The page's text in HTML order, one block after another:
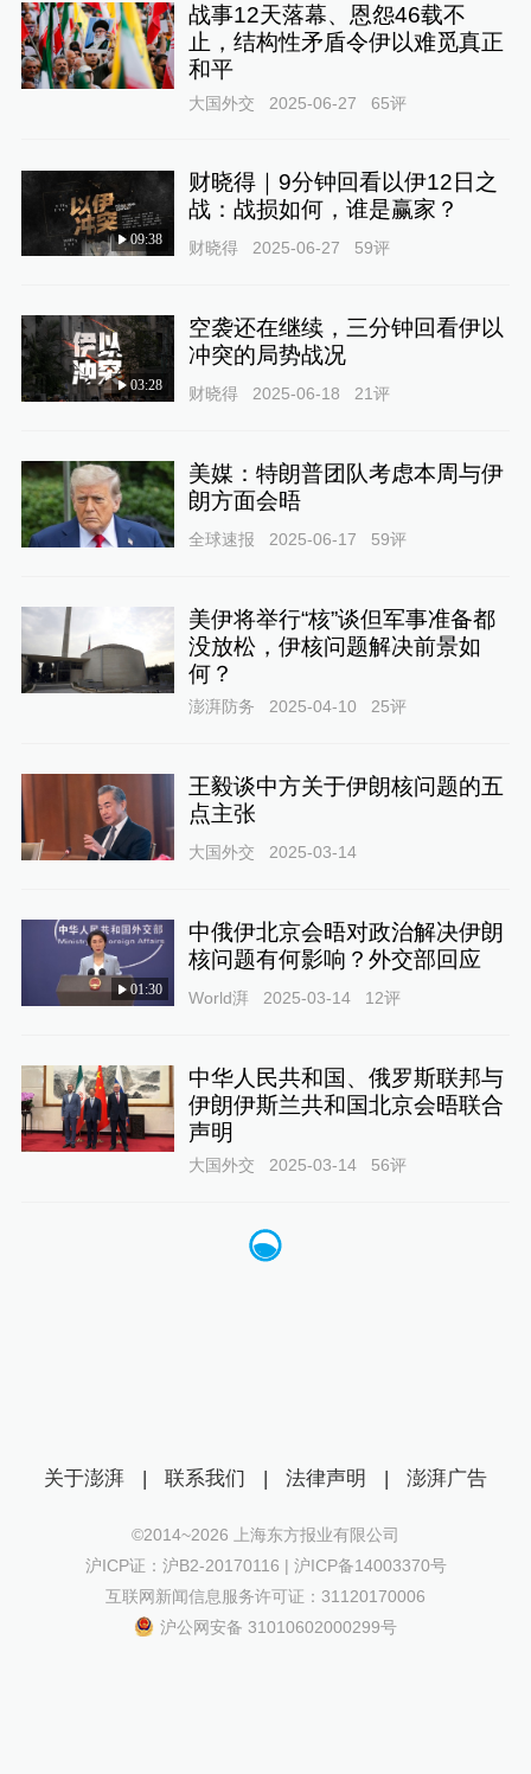
战事12天落幕、恩怨46载不
止，结构性矛盾令伊以难觅真正
和平
大国外交 2025-06-27 65评
09:38
财晓得｜9分钟回看以伊12日之
战：战损如何，谁是赢家？
财晓得 2025-06-27 59评
03:28
空袭还在继续，三分钟回看伊以
冲突的局势战况
财晓得 2025-06-18 21评
美媒：特朗普团队考虑本周与伊
朗方面会晤
全球速报 2025-06-17 59评
美伊将举行“核”谈但军事准备都
没放松，伊核问题解决前景如
何？
澎湃防务 2025-04-10 25评
王毅谈中方关于伊朗核问题的五
点主张
大国外交 2025-03-14
01:30
中俄伊北京会晤对政治解决伊朗
核问题有何影响？外交部回应
World湃 2025-03-14 12评
中华人民共和国、俄罗斯联邦与
伊朗伊斯兰共和国北京会晤联合
声明
大国外交 2025-03-14 56评
关于澎湃 | 联系我们 | 法律声明 | 澎湃广告
©2014~2026 上海东方报业有限公司
沪ICP证：沪B2-20170116 | 沪ICP备14003370号
互联网新闻信息服务许可证：31120170006
沪公网安备 31010602000299号